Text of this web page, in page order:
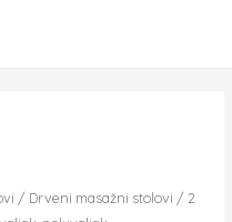
/ Drveni masažni stolovi / 2